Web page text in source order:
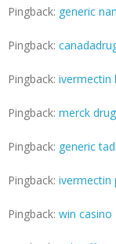
Pingback: generic
Pingback:
Pingback: ivermectin
Pingback: merck
Pingback: generic
Pingback: ivermectin
Pingback: win casino